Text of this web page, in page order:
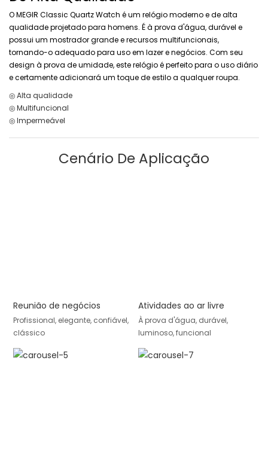
O MEGIR Classic Quartz Watch é um relógio moderno e de alta
qualidade projetado para homens. É à prova d'água, durável e
possui um mostrador grande e recursos multifuncionais,
tornando-o adequado para uso em lazer e negócios. Com seu
design à prova de umidade, este relógio é perfeito para o uso diário
e certamente adicionará um toque de estilo a qualquer roupa.
◎ Alta qualidade
◎ Multifuncional
◎ Impermeável
Cenário De Aplicação
Reunião de negócios
Profissional, elegante, confiável,
clássico
Atividades ao ar livre
À prova d'água, durável,
luminoso, funcional